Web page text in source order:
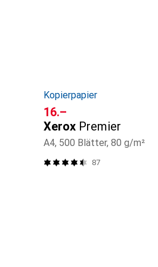
Kopierpapier
CHF
16.–
Xerox Premier
A4, 500 Blätter, 80 g/m²
87